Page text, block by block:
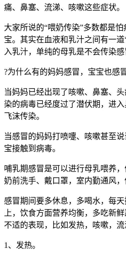
痛、鼻塞、流涕、咳嗽这些症状。
大家所说的“喂奶传染”多数都是
宝。其实在血液和乳汁之间有一
入乳汁，单纯的母乳是不会传染感
?为什么有的妈妈感冒，宝宝也感
当妈妈已经出现了咳嗽、鼻塞、
染的病毒已经度过了潜伏期，进
飞沫传染。
当感冒的妈妈打喷嚏、咳嗽甚至
宝接触到病毒。
哺乳期感冒是可以进行母乳喂养
奶前洗手、戴口罩，室内勤通风，
感冒期间要多休息，多喝水，每
上，饮食方面营养均衡，多吃新
不适的表现，比如发热，咳嗽，流
1、发热。